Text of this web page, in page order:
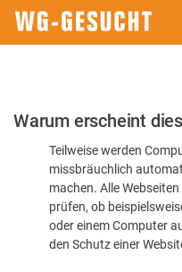
Bitte
dass
Warum erscheint
Teilweise werden
missbräuchlich
machen. Alle
prüfen, ob
oder einem Computer
den Schutz einer